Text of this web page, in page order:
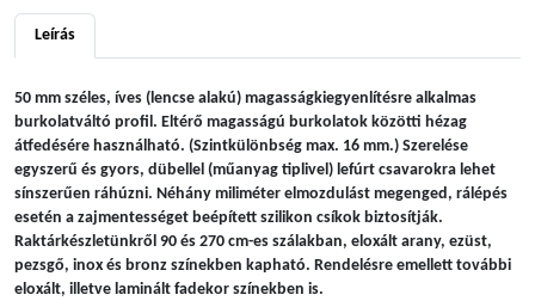
Leírás
50 mm széles, íves (lencse alakú) magasságkiegyenlítésre alkalmas
burkolatváltó profil. Eltérő magasságú burkolatok közötti hézag
átfedésére használható. (Szintkülönbség max. 16 mm.) Szerelése
egyszerű és gyors, dübellel (műanyag tiplivel) lefúrt csavarokra lehet
sínszerűen ráhúzni. Néhány miliméter elmozdulást megenged, rálépés
esetén a zajmentességet beépített szilikon csíkok biztosítják.
Raktárkészletünkről 90 és 270 cm-es szálakban, eloxált arany, ezüst,
pezsgő, inox és bronz színekben kapható. Rendelésre emellett további
eloxált, illetve laminált fadekor színekben is.